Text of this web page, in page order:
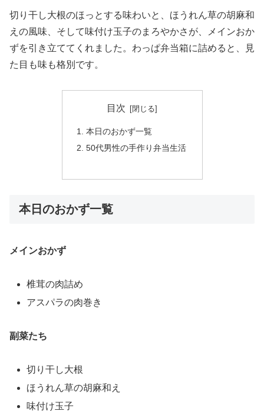
切り干し大根のほっとする味わいと、ほうれん草の胡麻和
えの風味、そして味付け玉子のまろやかさが、メインおか
ずを引き立ててくれました。わっぱ弁当箱に詰めると、見
た目も味も格別です。
目次
本日のおかず一覧
50代男性の手作り弁当生活
本日のおかず一覧
メインおかず
椎茸の肉詰め
アスパラの肉巻き
副菜たち
切り干し大根
ほうれん草の胡麻和え
味付け玉子